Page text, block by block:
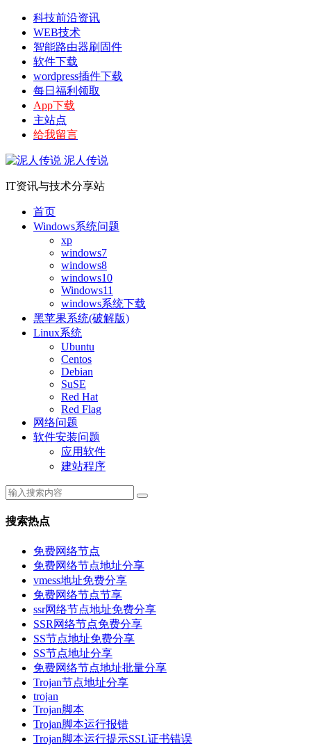
科技前沿资讯
WEB技术
智能路由器刷固件
软件下载
wordpress插件下载
每日福利领取
App下载
主站点
给我留言
泥人传说
IT资讯与技术分享站
首页
Windows系统问题
xp
windows7
windows8
windows10
Windows11
windows系统下载
黑苹果系统(破解版)
Linux系统
Ubuntu
Centos
Debian
SuSE
Red Hat
Red Flag
网络问题
软件安装问题
应用软件
建站程序
搜索热点
免费网络节点
免费网络节点地址分享
vmess地址免费分享
免费网络节点节享
ssr网络节点地址免费分享
SSR网络节点免费分享
SS节点地址免费分享
SS节点地址分享
免费网络节点地址批量分享
Trojan节点地址分享
trojan
Trojan脚本
Trojan脚本运行报错
Trojan脚本运行提示SSL证书错误